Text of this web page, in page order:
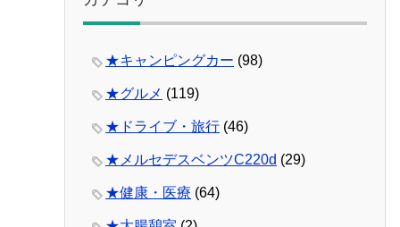
★キャンピングカー (98)
★グルメ (119)
★ドライブ・旅行 (46)
★メルセデスベンツC220d (29)
★健康・医療 (64)